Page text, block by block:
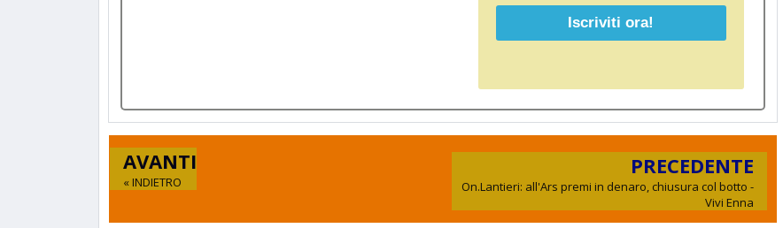
AVANTI
« INDIETRO
PRECEDENTE
On.Lantieri: all'Ars premi in denaro, chiusura col botto -
Vivi Enna